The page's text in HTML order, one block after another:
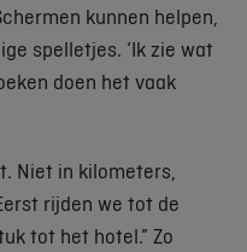
kunnen helpen,
spelletjes. ‘Ik zie wat
doen het vaak
Niet in kilometers,
rijden we tot de
tot het hotel.” Zo